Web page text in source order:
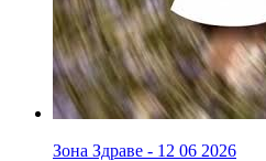
Зона Здраве - 12 06 2026